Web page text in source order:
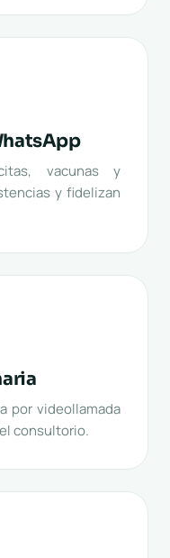
vacunas y
y fidelizan
por videollamada
consultorio.